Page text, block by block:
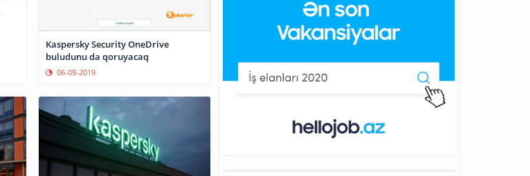
Kaspersky Security OneDrive
buludunu da qoruyacaq
06-09-2019